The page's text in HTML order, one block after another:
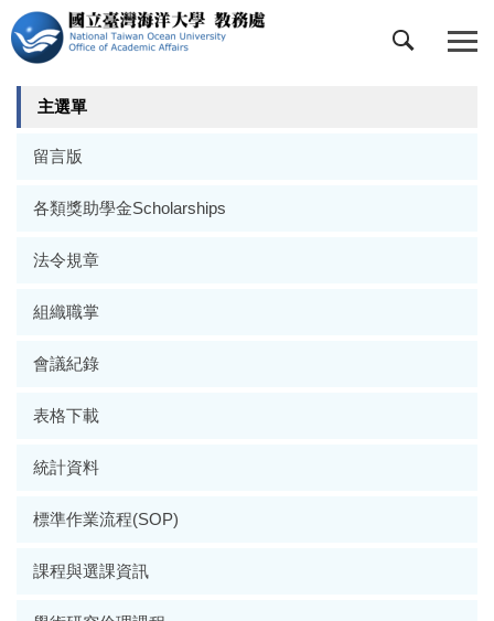
跳
到
主
要
主選單
留言版
各類獎助學金Scholarships
法令規章
組織職掌
會議紀錄
表格下載
統計資料
標準作業流程(SOP)
課程與選課資訊